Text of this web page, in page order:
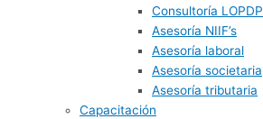
Consultoría LOPDP
Asesoría NIIF’s
Asesoría laboral
Asesoría societaria
Asesoría tributaria
Capacitación